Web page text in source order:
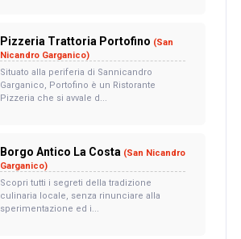
Pizzeria Trattoria Portofino (San
Nicandro Garganico)
Situato alla periferia di Sannicandro
Garganico, Portofino è un Ristorante
Pizzeria che si avvale d...
Borgo Antico La Costa (San Nicandro
Garganico)
Scopri tutti i segreti della tradizione
culinaria locale, senza rinunciare alla
sperimentazione ed i...